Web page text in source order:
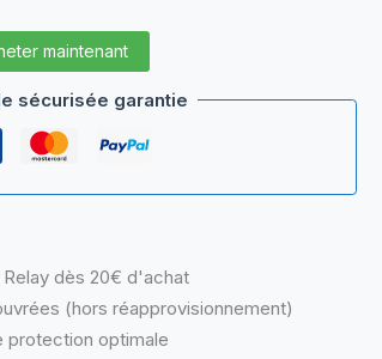
maintenant
sécurisée garantie
dès 20€ d'achat
(hors réapprovisionnement)
protection optimale